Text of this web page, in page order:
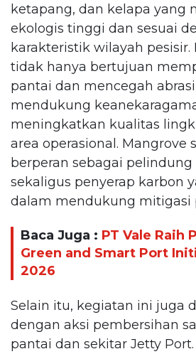
ketapang, dan kelapa yang
ekologis tinggi dan sesuai
karakteristik wilayah
tidak hanya bertujuan
pantai dan mencegah
mendukung
meningkatkan kualitas
area operasional. Mangrove
berperan sebagai
sekaligus penyerap karbon
dalam mendukung mitigasi
Baca Juga : PT Vale Raih
Green and Smart Port
2026
Selain itu, kegiatan ini juga
dengan aksi pembersihan
pantai dan sekitar Jetty